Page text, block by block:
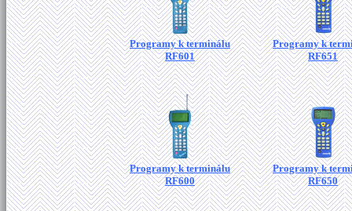
Programy k terminálu
RF601
Programy k
RF651
Programy k terminálu
RF600
Programy k
RF650